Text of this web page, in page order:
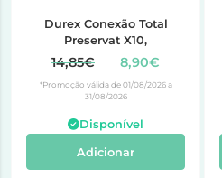
Durex Conexão Total
Preservat X10,
14,85€ 8,90€
*Promoção válida de 01/08/2026 a
31/08/2026
Disponível
Adicionar